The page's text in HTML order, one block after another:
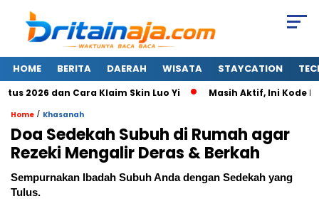
HOME BERITA DAERAH WISATA STAYCATION
dan Cara Klaim Skin Luo Yi Masih Aktif, Ini Kode
Home / Khasanah
Doa Sedekah Subuh di Rumah agar
Rezeki Mengalir Deras & Berkah
Sempurnakan Ibadah Subuh Anda dengan Sedekah yang
Tulus.